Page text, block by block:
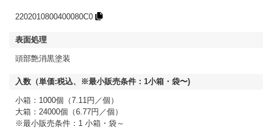
2202010800400080C0
頭部艶消黒塗装
小箱：1000個（7.11円／個）
大箱：24000個（6.77円／個）
※最小販売条件：1 小箱・袋～